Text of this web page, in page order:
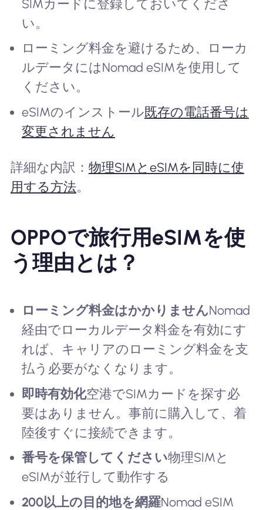
SIMカードに登録しておいてくださ
い。
ローミング料金を避けるため、ローカ
ルデータにはNomad eSIMを使用して
ください。
eSIMのインストール既存の電話番号は
変更されません
詳細な内訳： 物理SIMとeSIMを同時に使
用する方法。
OPPOで旅行用eSIMを使
う理由とは？
ローミング料金はかかりませんNomad
経由でローカルデータ料金を有効にす
れば、キャリアのローミング料金を支
払う必要がなくなります。
即時有効化空港でSIMカードを探す必
要はありません。事前に購入して、着
陸後すぐに接続できます。
番号を保管してください物理SIMと
eSIMが並行して動作する
200以上の目的地を網羅Nomad eSIM